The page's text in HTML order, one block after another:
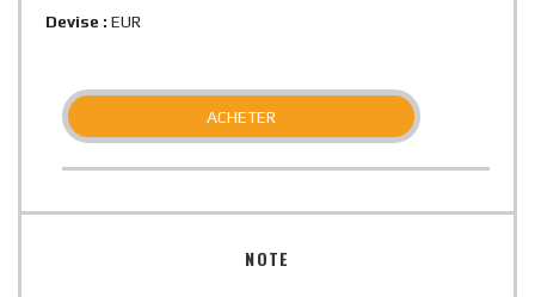
Devise : EUR
ACHETER
NOTE